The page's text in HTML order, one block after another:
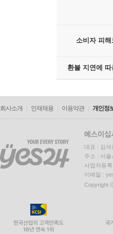
소비자 피해
환불 지연에
회사소개 인재채용 이용약관 개인정
대표 : 김석
주소 : 서
사업자등
이메일 :
Copyright